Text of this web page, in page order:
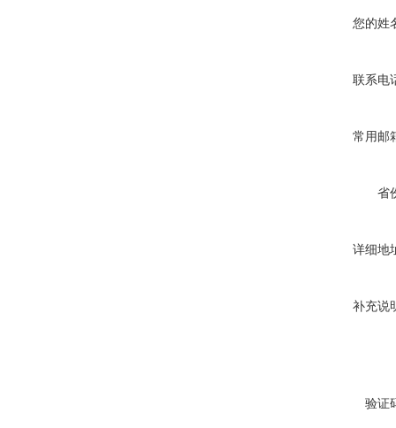
您的姓
联系电
常用邮
省
详细地
补充说
验证